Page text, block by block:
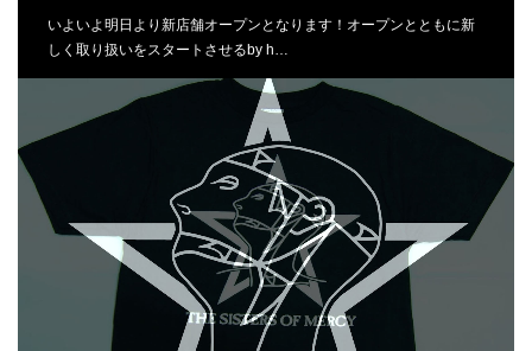
いよいよ明日より新店舗オープンとなります！オープンとともに新
しく取り扱いをスタートさせるby h…